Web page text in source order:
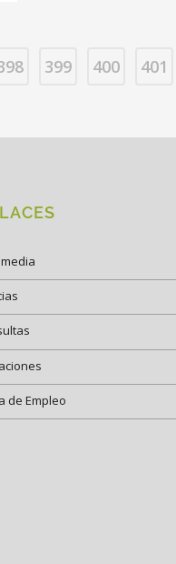
399 400 401
de Empleo